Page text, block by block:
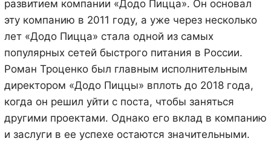
развитием компании «Додо Пицца». Он основал
эту компанию в 2011 году, а уже через несколько
лет «Додо Пицца» стала одной из самых
популярных сетей быстрого питания в России.
Роман Троценко был главным исполнительным
директором «Додо Пиццы» вплоть до 2018 года,
когда он решил уйти с поста, чтобы заняться
другими проектами. Однако его вклад в компанию
и заслуги в ее успехе остаются значительными.